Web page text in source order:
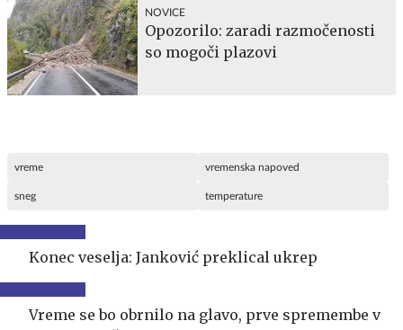
NOVICE
Opozorilo: zaradi razmočenosti
so mogoči plazovi
vreme vremenska napoved
sneg temperature
Konec veselja: Janković preklical ukrep
Vreme se bo obrnilo na glavo, prve spremembe v